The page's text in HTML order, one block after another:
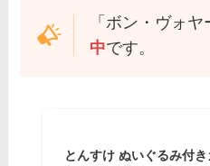
「ボン・ヴォヤ
中です。
とんすけ ぬいぐるみ付